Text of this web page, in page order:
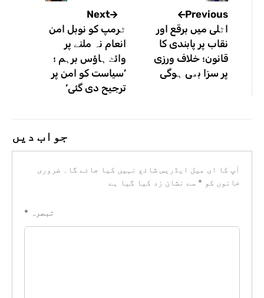
Previous
اٹلی میں برقع اور
نقاب پر پابندی کا
قانون؛ خلاف ورزی
پر سزا بھی ہوگی
Next
ٹرمپ کو نوبل امن
انعام نہ ملنے پر
وائٹ ہاؤس برہم ؛
’سیاست کو امن پر
ترجیح دی گئی‘
جواب دیں
آپ کا ای میل ایڈریس شائع نہیں کیا جائے گا۔
ضروری
خانوں کو * سے نشان زد کیا گیا ہے
تبصرہ *